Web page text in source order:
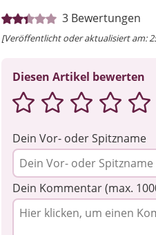
3 Bewertungen
[Veröffentlicht oder aktualisiert am:
Diesen Artikel bewerten
Dein Vor- oder Spitzname
Dein Kommentar (max.